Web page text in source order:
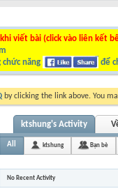
viết bài (click vào liên kết
năng để
by clicking the link above. You
ktshung's Activity
All ktshung Bạn bè
No Recent Activity